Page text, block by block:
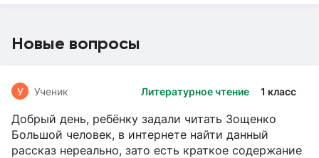
Новые вопросы
Литературное чтение 1 класс
У Ученик
Добрый день, ребёнку задали читать Зощенко
Большой человек, в интернете найти данный
рассказ нереально, зато есть краткое содержание